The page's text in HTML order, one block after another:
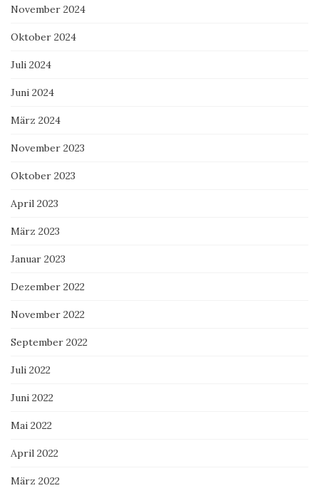
November 2024
Oktober 2024
Juli 2024
Juni 2024
März 2024
November 2023
Oktober 2023
April 2023
März 2023
Januar 2023
Dezember 2022
November 2022
September 2022
Juli 2022
Juni 2022
Mai 2022
April 2022
März 2022